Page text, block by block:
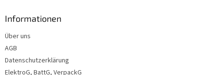
Informationen
Über uns
AGB
Datenschutzerklärung
ElektroG, BattG, VerpackG